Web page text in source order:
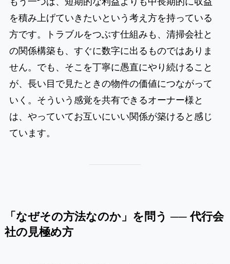
を積み上げていきたいという考え方を持っている
方です。トラブルをつぶす仕組みも、清掃会社と
の関係構築も、すぐに数字に出るものではありま
せん。でも、そこを丁寧に愚直にやり続けること
が、長い目で見たときの物件の価値につながって
いく。そういう感覚を共有できるオーナー様と
は、やっていてお互いにいい関係が築けると感じ
ています。
「なぜその方法なのか」を問う ── 代行会
社の見極め方